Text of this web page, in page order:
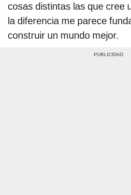
cosas distintas las que cree
la diferencia me parece
construir un mundo mejor.